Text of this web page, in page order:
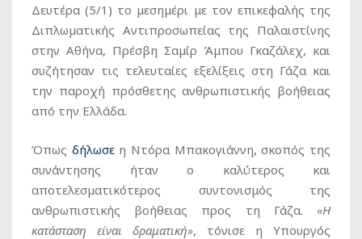
Δευτέρα (5/1) το μεσημέρι με τον επικεφαλής της
Διπλωματικής Αντιπροσωπείας της Παλαιστίνης
στην Αθήνα, Πρέσβη Σαμίρ Άμπου Γκαζάλεχ, και
συζήτησαν τις τελευταίες εξελίξεις στη Γάζα και
την παροχή πρόσθετης ανθρωπιστικής βοήθειας
από την Ελλάδα.
Όπως δήλωσεη Ντόρα Μπακογιάννη, σκοπός της
συνάντησης ήταν ο καλύτερος και
αποτελεσματικότερος συντονισμός της
ανθρωπιστικής βοήθειας προς τη Γάζα. «Η
κατάσταση είναι δραματική», τόνισε η Υπουργός